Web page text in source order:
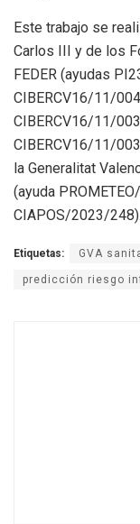
Este trabajo se
Carlos III y de los
FEDER (ayudas
CIBERCV16/11/
CIBERCV16/11/
CIBERCV16/11/
la Generalitat
(ayuda
CIAPOS/2023/248).
Etiquetas: GVA
predicción riesgo